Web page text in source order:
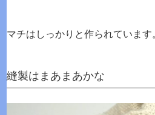
マチはしっかりと作られています
縫製はまあまあかな